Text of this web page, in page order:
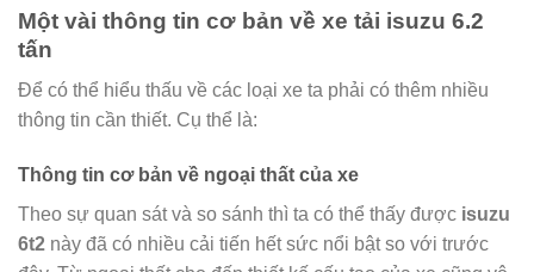
Một vài thông tin cơ bản về xe tải isuzu 6.2
tấn
Để có thể hiểu thấu về các loại xe ta phải có thêm nhiều
thông tin cần thiết. Cụ thể là:
Thông tin cơ bản về ngoại thất của xe
Theo sự quan sát và so sánh thì ta có thể thấy được isuzu
6t2 này đã có nhiều cải tiến hết sức nổi bật so với trước